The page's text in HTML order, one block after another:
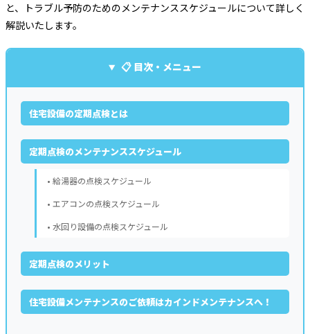
と、トラブル予防のためのメンテナンススケジュールについて詳しく
解説いたします。
📋 目次・メニュー
住宅設備の定期点検とは
定期点検のメンテナンススケジュール
• 給湯器の点検スケジュール
• エアコンの点検スケジュール
• 水回り設備の点検スケジュール
定期点検のメリット
住宅設備メンテナンスのご依頼はカインドメンテナンスへ！